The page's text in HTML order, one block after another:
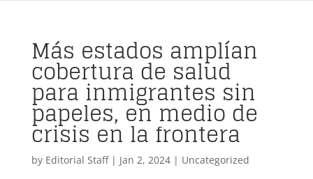
Más estados amplían
cobertura de salud
para inmigrantes sin
papeles, en medio de
crisis en la frontera
by Editorial Staff| Jan 2, 2024| Uncategorized